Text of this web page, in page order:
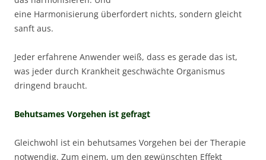
eine Harmonisierung überfordert nichts, sondern gleicht
sanft aus.
Jeder erfahrene Anwender weiß, dass es gerade das ist,
was jeder durch Krankheit geschwächte Organismus
dringend braucht.
Behutsames Vorgehen ist gefragt
Gleichwohl ist ein behutsames Vorgehen bei der Therapie
notwendig. Zum einem, um den gewünschten Effekt